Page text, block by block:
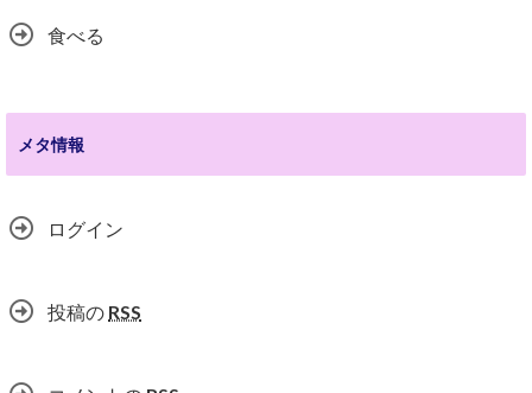
食べる
メタ情報
ログイン
投稿の RSS